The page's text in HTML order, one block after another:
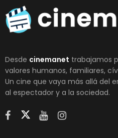
Desde cinemanet trabajamos
valores humanos, familiares,
Un cine que vaya más allá del
al espectador y a la sociedad.